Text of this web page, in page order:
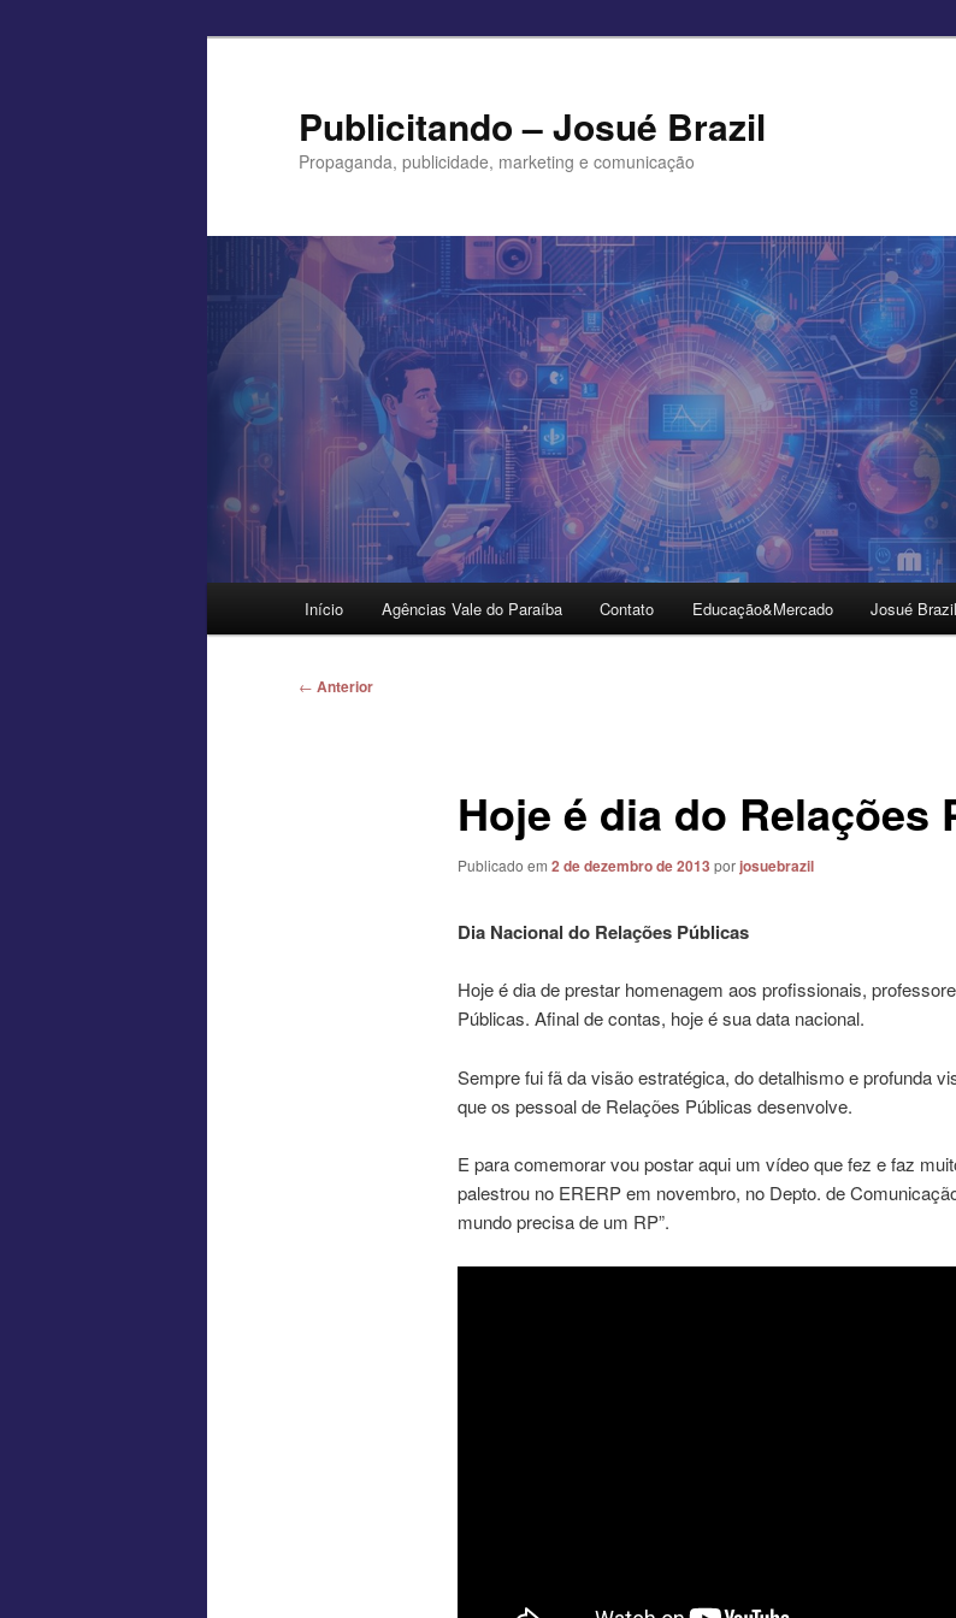
Publicitando – Josué Brazil
Propaganda, publicidade, marketing e comunicação
Início Agências Vale do Paraíba Contato Educação&Mercado Josué Brazil
Navegação
← Anterior
Hoje é dia do Relações
Publicado em 2 de dezembro de 2013 porjosuebrazil
Dia Nacional do Relações Públicas
Hoje é dia de prestar homenagem aos profissionais,
Públicas. Afinal de contas, hoje é sua data nacional.
Sempre fui fã da visão estratégica, do detalhismo e profunda
que os pessoal de Relações Públicas desenvolve.
E para comemorar vou postar aqui um vídeo que fez e faz
palestrou no ERERP em novembro, no Depto. de
mundo precisa de um RP”.